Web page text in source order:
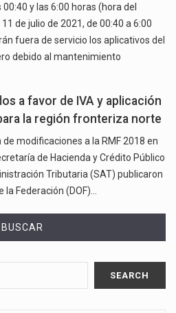
y las 6:00 horas (hora del
de julio de 2021, de 00:40 a 6:00
fuera de servicio los aplicativos del
debido al mantenimiento
a favor de IVA y aplicación
la región fronteriza norte
modificaciones a la RMF 2018 en
de Hacienda y Crédito Público
Tributaria (SAT) publicaron
Federación (DOF)…
BUSCAR